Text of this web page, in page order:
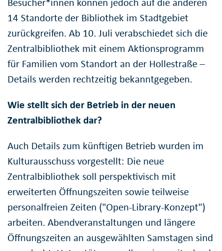
14 Standorte der Bibliothek im Stadtgebiet
zurückgreifen. Ab 10. Juli verabschiedet sich die
Zentralbibliothek mit einem Aktionsprogramm
für Familien vom Standort an der Hollestraße –
Details werden rechtzeitig bekanntgegeben.
Wie stellt sich der Betrieb in der neuen
Zentralbibliothek dar?
Auch Details zum künftigen Betrieb wurden im
Kulturausschuss vorgestellt: Die neue
Zentralbibliothek soll perspektivisch mit
erweiterten Öffnungszeiten sowie teilweise
personalfreien Zeiten ("Open-Library-Konzept")
arbeiten. Abendveranstaltungen und längere
Öffnungszeiten an ausgewählten Samstagen sind